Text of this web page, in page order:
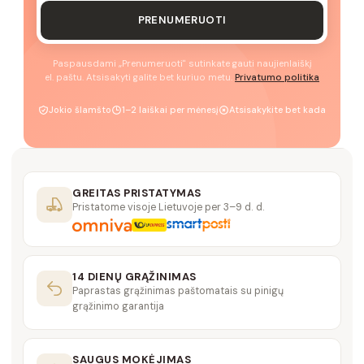
PRENUMERUOTI
Paspausdami „Prenumeruoti" sutinkate gauti naujienlaiškį
el. paštu. Atsisakyti galite bet kuriuo metu. Privatumo politika
Jokio šlamšto 1–2 laiškai per mėnesį Atsisakykite bet kada
GREITAS PRISTATYMAS
Pristatome visoje Lietuvoje per 3–9 d. d.
14 DIENŲ GRĄŽINIMAS
Paprastas grąžinimas paštomatais su pinigų
grąžinimo garantija
SAUGUS MOKĖJIMAS